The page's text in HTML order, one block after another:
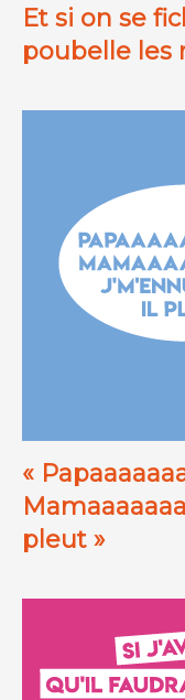
Et si on se
poubelle les
«
pleut »